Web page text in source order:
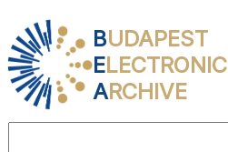
BUDAPEST
ELECTRONIC
ARCHIVE